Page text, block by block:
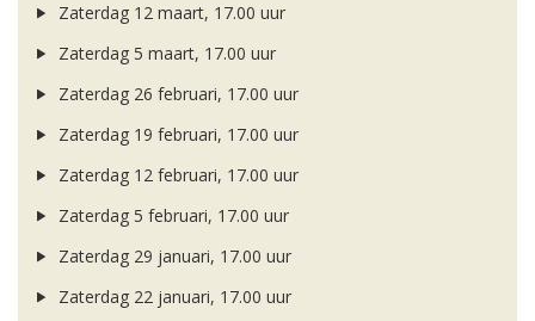
Zaterdag 12 maart, 17.00 uur
Zaterdag 5 maart, 17.00 uur
Zaterdag 26 februari, 17.00 uur
Zaterdag 19 februari, 17.00 uur
Zaterdag 12 februari, 17.00 uur
Zaterdag 5 februari, 17.00 uur
Zaterdag 29 januari, 17.00 uur
Zaterdag 22 januari, 17.00 uur